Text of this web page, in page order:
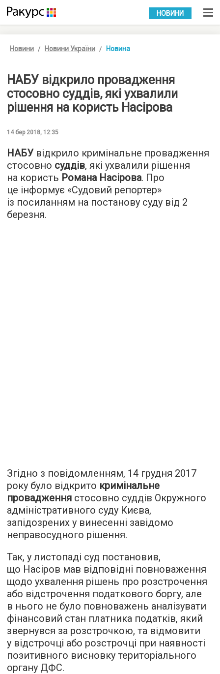
УКР РУС
НОВИНИ
Новини Новини України Новина
НАБУ відкрило провадження
стосовно суддів, які ухвалили
рішення на користь Насірова
14 бер 2018, 12:35
НАБУвідкрило кримінальне провадження
стосовно суддів, які ухвалили рішення
на користь Романа Насірова. Про
це інформує «Судовий репортер»
із посиланням на постанову суду від 2
березня.
Згідно з повідомленням, 14 грудня 2017
року було відкрито кримінальне
провадження стосовно суддів Окружного
адміністративного суду Києва,
запідозрених у винесенні завідомо
неправосудного рішення.
Так, у листопаді суд постановив,
що Насіров мав відповідні повноваження
щодо ухвалення рішень про розстрочення
або відстрочення податкового боргу, але
в нього не було повноважень аналізувати
фінансовий стан платника податків, який
звернувся за розстрочкою, та відмовити
у відстрочці або розстрочці при наявності
позитивного висновку територіального
органу ДФС.